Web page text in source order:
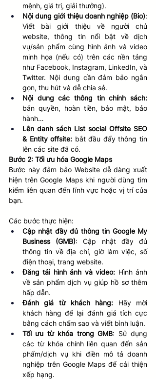
mệnh, giá trị, giải thưởng).
Nội dung giới thiệu doanh nghiệp (Bio):
Viết bài giới thiệu về người chủ
website, thông tin nổi bật về dịch
vụ/sản phẩm cùng hình ảnh và video
minh họa (nếu có) trên các nền tảng
như Facebook, Instagram, LinkedIn, và
Twitter. Nội dung cần đảm bảo ngắn
gọn, thu hút và dễ chia sẻ.
bản quyền, hoàn tiền, bảo mật, bảo
hành…
Lên danh sách List social Offsite SEO
& Entity offsite: bắt đầu đẩy thông tin
lên các site đã có.
Bước 2: Tối ưu hóa Google Maps
Bước này đảm bảo Website dễ dàng xuất
hiện trên Google Maps khi người dùng tìm
kiếm liên quan đến lĩnh vực hoặc vị trí của
bạn.
Các bước thực hiện:
Cập nhật đầy đủ thông tin Google My
Business (GMB): Cập nhật đầy đủ
thông tin về địa chỉ, giờ làm việc, số
điện thoại, trang website.
Đăng tải hình ảnh và video: Hình ảnh
về sản phẩm dịch vụ giúp hồ sơ thêm
hấp dẫn.
Đánh giá từ khách hàng: Hãy mời
khách hàng để lại đánh giá tích cực
bằng cách chấm sao và viết bình luận.
Tối ưu từ khóa trong GMB: Sử dụng
các từ khóa chính liên quan đến sản
phẩm/dịch vụ khi điền mô tả doanh
nghiệp trên Google Maps để cải thiện
xếp hạng.